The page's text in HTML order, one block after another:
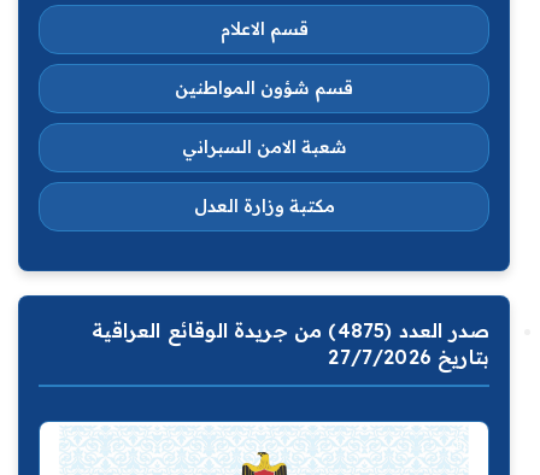
قسم الاعلام
قسم شؤون المواطنين
شعبة الامن السبراني
مكتبة وزارة العدل
صدر العدد (4875) من جريدة الوقائع العراقية
بتاريخ 27/7/2026